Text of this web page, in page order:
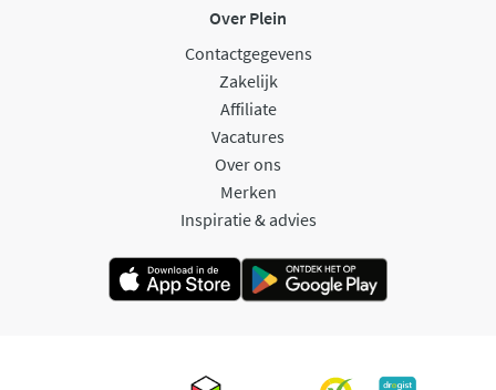
Over Plein
Contactgegevens
Zakelijk
Affiliate
Vacatures
Over ons
Merken
Inspiratie & advies